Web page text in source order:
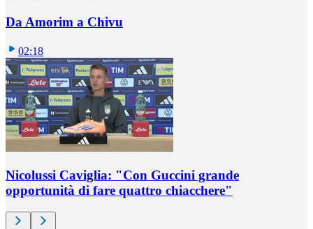
Da Amorim a Chivu
02:18
Nicolussi Caviglia: "Con Guccini grande
opportunità di fare quattro chiacchere"